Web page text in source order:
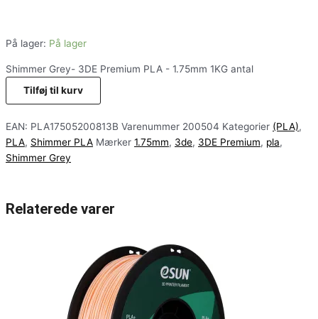
På lager: På lager
Shimmer Grey- 3DE Premium PLA - 1.75mm 1KG antal
Tilføj til kurv
EAN: PLA17505200813B Varenummer 200504 Kategorier (PLA),
PLA, Shimmer PLA Mærker 1.75mm, 3de, 3DE Premium, pla,
Shimmer Grey
Relaterede varer